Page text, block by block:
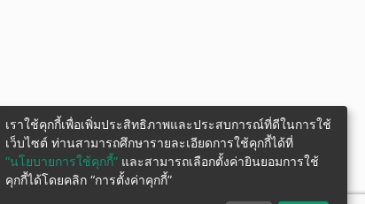
เราใช้คุกกี้เพื่อเพิ่มประสิทธิภาพและประสบการณ์ที่ดีในการใช้
เว็บไซต์ ท่านสามารถศึกษารายละเอียดการใช้คุกกี้ได้ที่
“นโยบายการใช้คุกกี้” และสามารถเลือกตั้งค่ายินยอมการใช้
คุกกี้ได้โดยคลิก “การตั้งค่าคุกกี้”